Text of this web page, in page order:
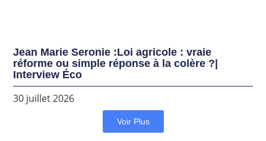
Jean Marie Seronie :Loi agricole : vraie
réforme ou simple réponse à la colère ?|
Interview Éco
30 juillet 2026
Voir Plus